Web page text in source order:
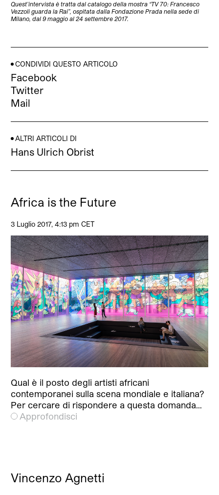
Quest’intervista è tratta dal catalogo della mostra “TV 70: Francesco
Vezzoli guarda la Rai”, ospitata dalla Fondazione Prada nella sede di
Milano, dal 9 maggio al 24 settembre 2017.
CONDIVIDI QUESTO ARTICOLO
Facebook
Twitter
Mail
ALTRI ARTICOLI DI
Hans Ulrich Obrist
Africa is the Future
3 Luglio 2017, 4:13 pm CET
Qual è il posto degli artisti africani
contemporanei sulla scena mondiale e italiana?
Per cercare di rispondere a questa domanda…
Approfondisci
Vincenzo Agnetti